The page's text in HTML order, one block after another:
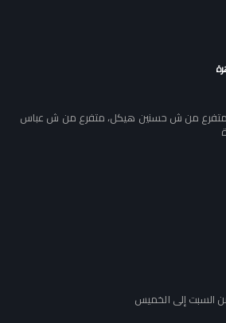
متفرع من ش حسنين هيكل، متفرع من ش عباس